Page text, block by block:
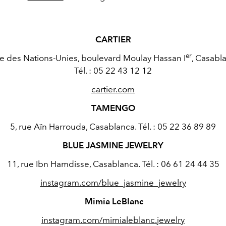
CARTIER
des Nations-Unies, boulevard Moulay Hassan Ier,
Tél. : 05 22 43 12 12
cartier.com
TAMENGO
5, rue Aïn Harrouda, Casablanca. Tél. : 05 22 36 89 89
BLUE JASMINE JEWELRY
11, rue Ibn Hamdisse, Casablanca. Tél. : 06 61 24 44 35
instagram.com/blue_jasmine_jewelry
Mimia LeBlanc
instagram.com/mimialeblanc.jewelry